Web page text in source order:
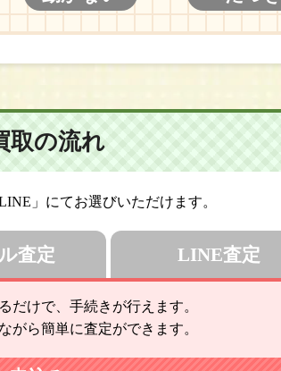
取の流れ
」にてお選びいただけます。
だけで、手続きが行えます。
がら簡単に査定ができます。
査定 LINE査定